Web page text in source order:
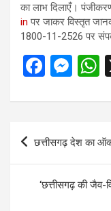
का लाभ दिलाएँ।
in पर जाकर विस्तृत
1800-11-2526 पर
F
ce
b
o
o
k
M
se
n
g
er
s
p
p
Post
navigation
छत्तीसगढ़ देश का
‘छत्तीसगढ़ की जैव-